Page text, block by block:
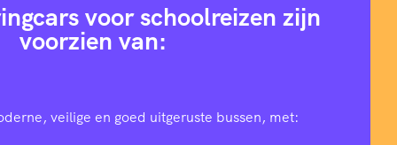
voor schoolreizen zijn
voorzien van:
veilige en goed uitgeruste bussen, met: